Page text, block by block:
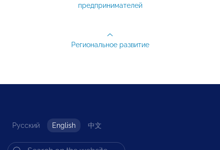
предпринимателей
Региональное развитие
Русский English 中文